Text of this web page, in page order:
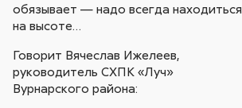
обязывает — надо всегда находиться
на высоте…
Говорит Вячеслав Ижелеев,
руководитель СХПК «Луч»
Вурнарского района: